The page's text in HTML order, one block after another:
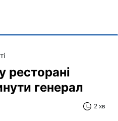
ресторані
генерал
2 хв